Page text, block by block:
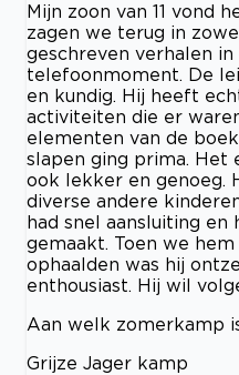
Mijn zoon van 11 vond
zagen we terug in
geschreven verhalen
telefoonmoment. De
en kundig. Hij heeft
activiteiten die er
elementen van de
slapen ging prima. Het
ook lekker en genoeg.
diverse andere
had snel aansluiting
gemaakt. Toen we
ophaalden was hij
enthousiast. Hij wil
Aan welk zomerkamp
Grijze Jager kamp